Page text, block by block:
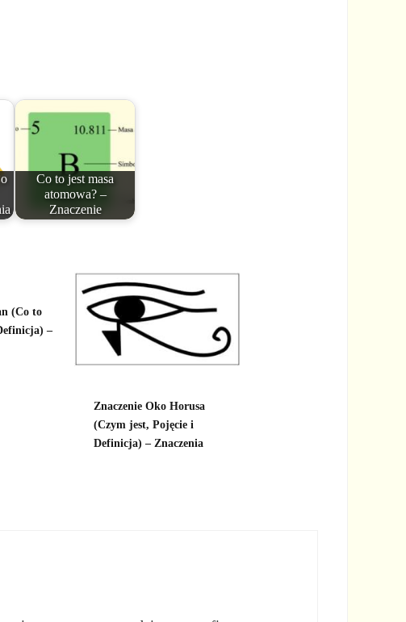
Co to jest masa
atomowa? –
Znaczenie
(Co to
–
Znaczenie Oko Horusa
(Czym jest, Pojęcie i
Definicja) – Znaczenia